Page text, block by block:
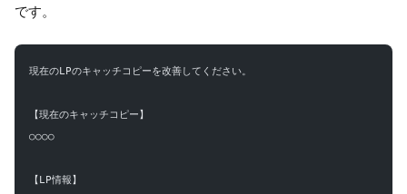
です。
現在のLPのキャッチコピーを改善してください。
【現在のキャッチコピー】
○○○○
【LP情報】